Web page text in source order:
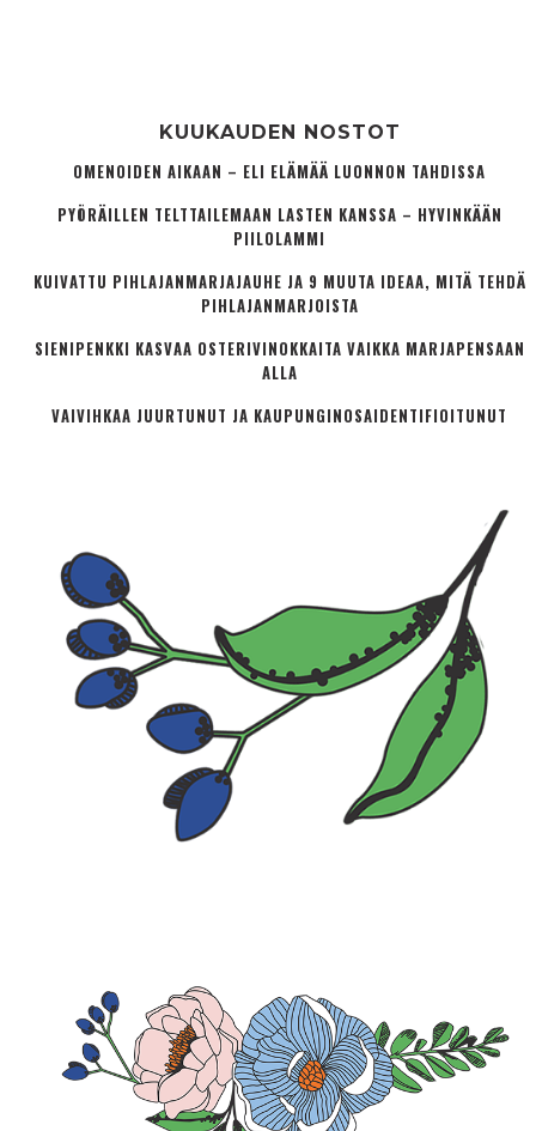
KUUKAUDEN NOSTOT
OMENOIDEN AIKAAN – ELI ELÄMÄÄ LUONNON TAHDISSA
PYÖRÄILLEN TELTTAILEMAAN LASTEN KANSSA – HYVINKÄÄN
PIILOLAMMI
KUIVATTU PIHLAJANMARJAJAUHE JA 9 MUUTA IDEAA, MITÄ TEHDÄ
PIHLAJANMARJOISTA
SIENIPENKKI KASVAA OSTERIVINOKKAITA VAIKKA MARJAPENSAAN
ALLA
VAIVIHKAA JUURTUNUT JA KAUPUNGINOSA­IDENTIFIOITUNUT